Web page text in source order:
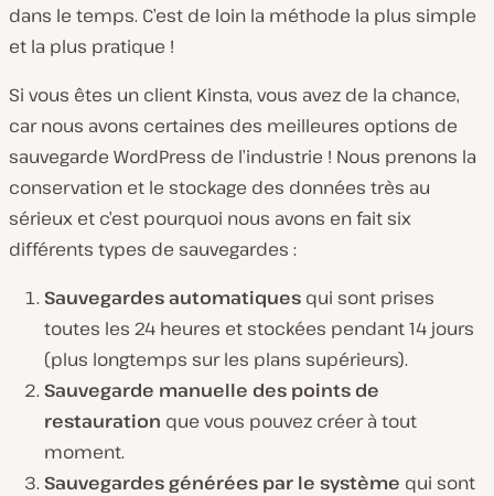
dans le temps. C’est de loin la méthode la plus simple
et la plus pratique !
Si vous êtes un client Kinsta, vous avez de la chance,
car nous avons certaines des meilleures options de
sauvegarde WordPress de l’industrie ! Nous prenons la
conservation et le stockage des données très au
sérieux et c’est pourquoi nous avons en fait six
différents types de sauvegardes :
Sauvegardes automatiques qui sont prises
toutes les 24 heures et stockées pendant 14 jours
(plus longtemps sur les plans supérieurs).
Sauvegarde manuelle des points de
restauration que vous pouvez créer à tout
moment.
Sauvegardes générées par le système qui sont